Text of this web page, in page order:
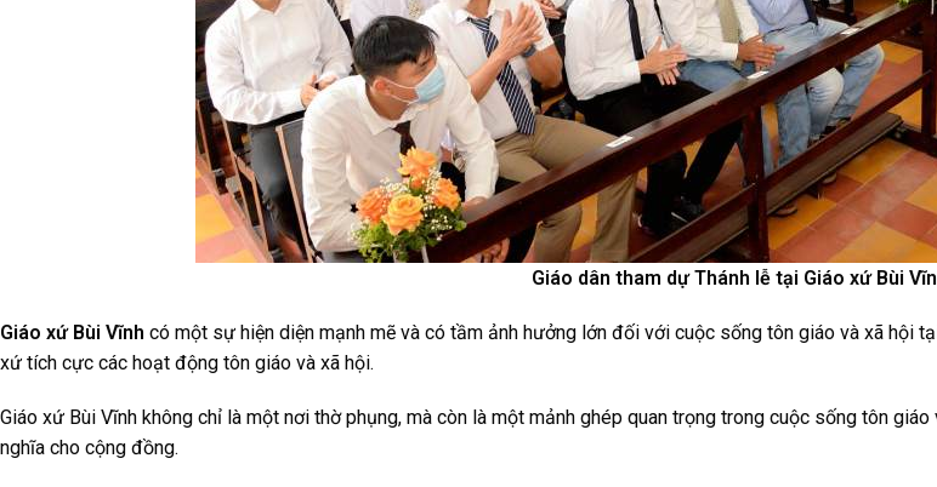
Giáo dân tham dự Thánh lễ tại Giáo xứ Bùi
Giáo xứ Bùi Vĩnh có một sự hiện diện mạnh mẽ và có tầm ảnh hưởng lớn đối với cuộc sống tôn giáo và xã hội
xứ tích cực các hoạt động tôn giáo và xã hội.
Giáo xứ Bùi Vĩnh không chỉ là một nơi thờ phụng, mà còn là một mảnh ghép quan trọng trong cuộc sống tôn
nghĩa cho cộng đồng.